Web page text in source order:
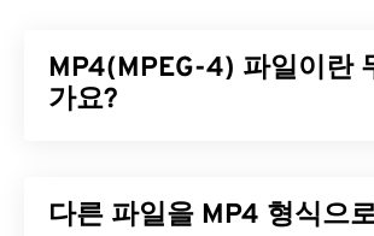
징은 마우스 기반 온스크린 컨트롤러(
어를사용하는 것입니다.
MP4(MPEG-4) 파일이란
가요?
다. 다양한 기기 및 운영 체제와 호환
다른 파일을 MP4 형